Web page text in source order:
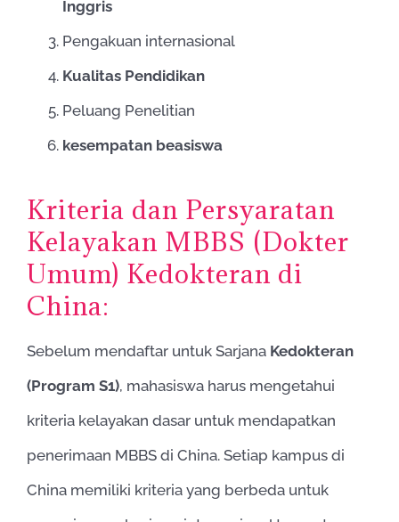
Inggris
Pengakuan internasional
Kualitas Pendidikan
Peluang Penelitian
kesempatan beasiswa
Kriteria dan Persyaratan
Kelayakan MBBS (Dokter
Umum) Kedokteran di
China:
Sebelum mendaftar untuk Sarjana Kedokteran
(Program S1), mahasiswa harus mengetahui
kriteria kelayakan dasar untuk mendapatkan
penerimaan MBBS di China. Setiap kampus di
China memiliki kriteria yang berbeda untuk